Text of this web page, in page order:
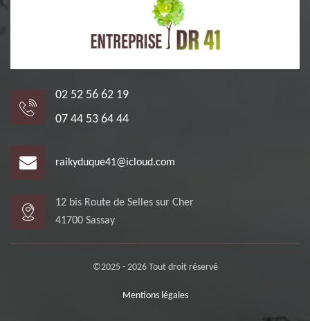
02 52 56 62 19
07 44 53 64 44
raikyduque41@icloud.com
12 bis Route de Selles sur Cher
41700 Sassay
©2025 - 2026 Tout droit réservé
Mentions légales